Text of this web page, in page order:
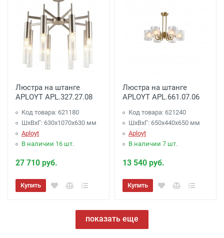
Люстра на штанге
APLOYT APL.327.27.08
Код товара: 621180
ШхВхГ: 630x1070x630 мм
Aployt
В наличии 16 шт.
27 710 руб.
Купить
Люстра на штанге
APLOYT APL.661.07.06
Код товара: 621240
ШхВхГ: 650x440x650 мм
Aployt
В наличии 7 шт.
13 540 руб.
Купить
показать еще